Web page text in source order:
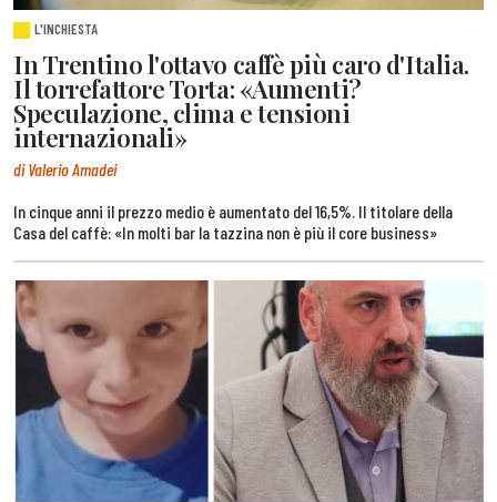
L'INCHIESTA
In Trentino l'ottavo caffè più caro d'Italia.
Il torrefattore Torta: «Aumenti?
Speculazione, clima e tensioni
internazionali»
di Valerio Amadei
In cinque anni il prezzo medio è aumentato del 16,5%. Il titolare della
Casa del caffè: «In molti bar la tazzina non è più il core business»